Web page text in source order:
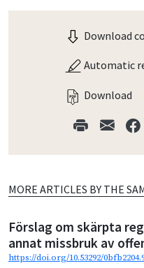
Download
Automatic
Download
MORE ARTICLES BY THE
Förslag om skärpta
annat missbruk av
https://doi.org/10.53292/